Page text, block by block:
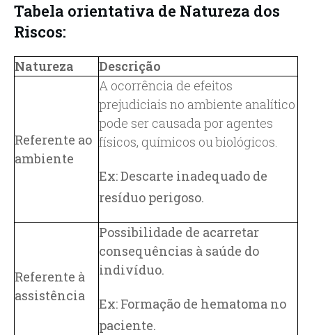
Tabela orientativa de Natureza dos
Riscos:
Natureza Descrição
Referente ao
ambiente
A ocorrência de efeitos
prejudiciais no ambiente analítico
pode ser causada por agentes
físicos, químicos ou biológicos.
Ex: Descarte inadequado de
resíduo perigoso.
Referente à
assistência
Possibilidade de acarretar
consequências à saúde do
indivíduo.
Ex: Formação de hematoma no
paciente.